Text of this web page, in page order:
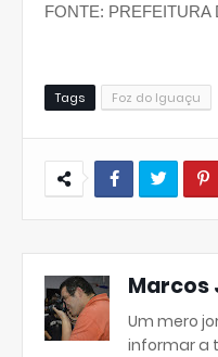
FONTE: PREFEITURA
Tags Foz do Iguaçu
Marcos
Um mero
informar a